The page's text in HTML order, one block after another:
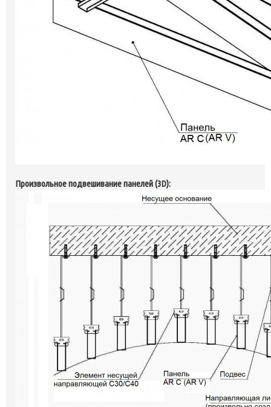
Произвольное подвешивание панелей (3D):